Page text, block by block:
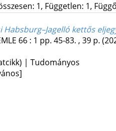
1, Független: 1,
Habsburg–Jagelló kettős
66: 1 pp. 45-83. , 39 p.
| Tudományos